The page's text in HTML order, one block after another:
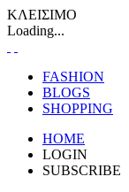
ΚΛΕΙΣΙΜΟ
Loading...
FASHION
BLOGS
SHOPPING
HOME
LOGIN
SUBSCRIBE